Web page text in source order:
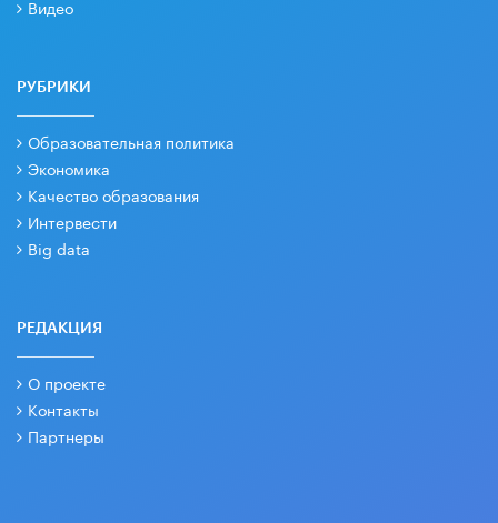
Видео
РУБРИКИ
Образовательная политика
Экономика
Качество образования
Интервести
Big data
РЕДАКЦИЯ
О проекте
Контакты
Партнеры